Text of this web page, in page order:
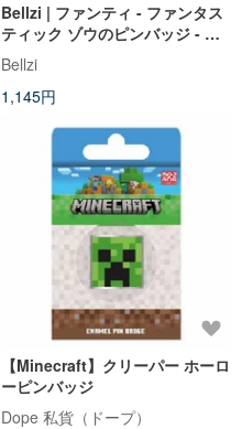
Bellzi | ファンティ - ファンタス
ティック ゾウのピンバッジ - と
ても素敵
Bellzi
1,145円
【Minecraft】クリーパー ホーロ
ーピンバッジ
Dope 私貨（ドープ）